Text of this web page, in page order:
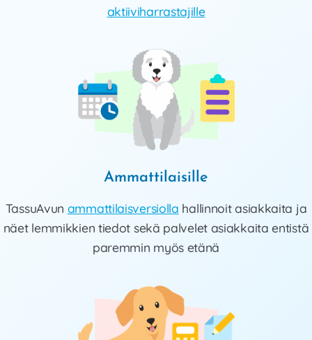
aktiiviharrastajille
Ammattilaisille
TassuAvun ammattilaisversiolla hallinnoit asiakkaita ja
näet lemmikkien tiedot sekä palvelet asiakkaita entistä
paremmin myös etänä